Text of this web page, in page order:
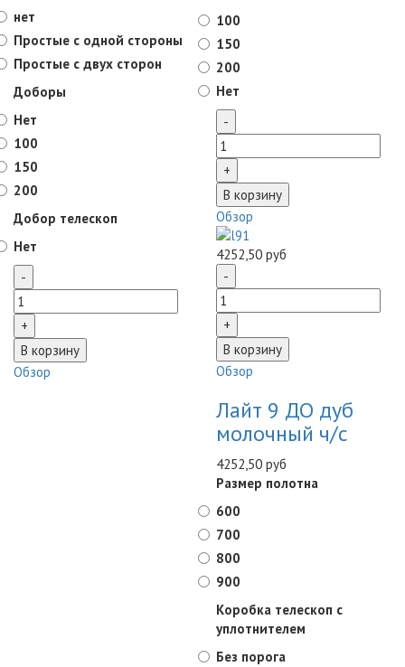
нет
Простые с одной стороны
Простые с двух сторон
Доборы
Нет
100
150
200
Добор телескоп
Нет
Обзор
100
150
200
Нет
Обзор
4252,50 руб
Обзор
Лайт 9 ДО дуб
молочный ч/с
4252,50 руб
Размер полотна
600
700
800
900
Коробка телескоп с
уплотнителем
Без порога